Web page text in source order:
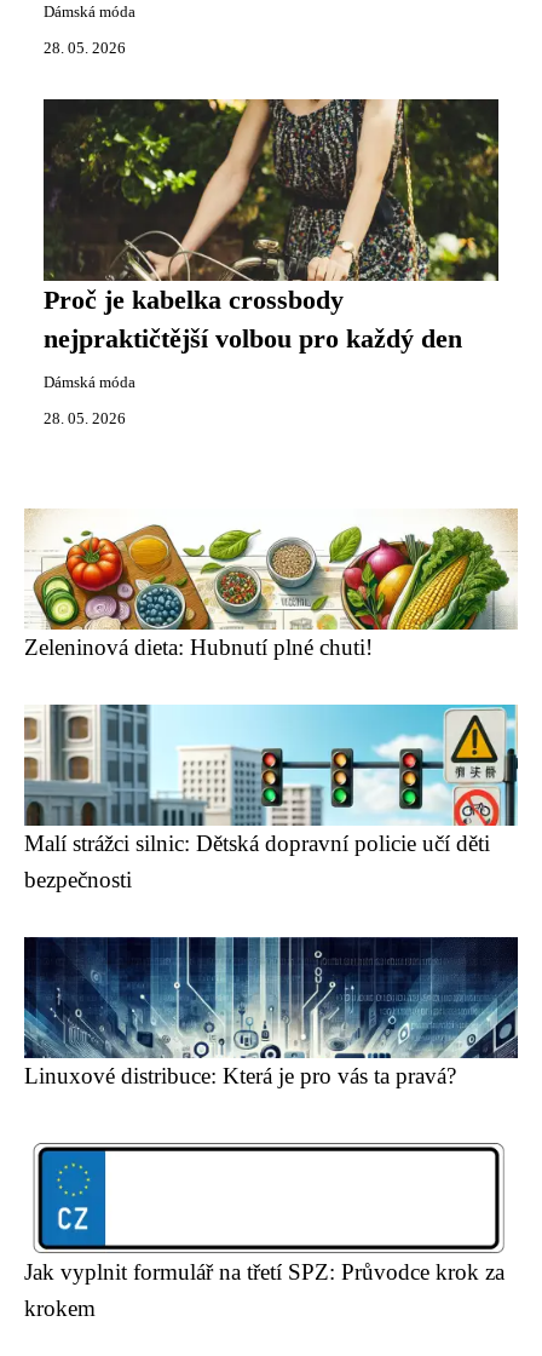
Dámská móda
28. 05. 2026
Proč je kabelka crossbody
nejpraktičtější volbou pro každý den
Dámská móda
28. 05. 2026
Zeleninová dieta: Hubnutí plné chuti!
Malí strážci silnic: Dětská dopravní policie učí děti
bezpečnosti
Linuxové distribuce: Která je pro vás ta pravá?
Jak vyplnit formulář na třetí SPZ: Průvodce krok za
krokem